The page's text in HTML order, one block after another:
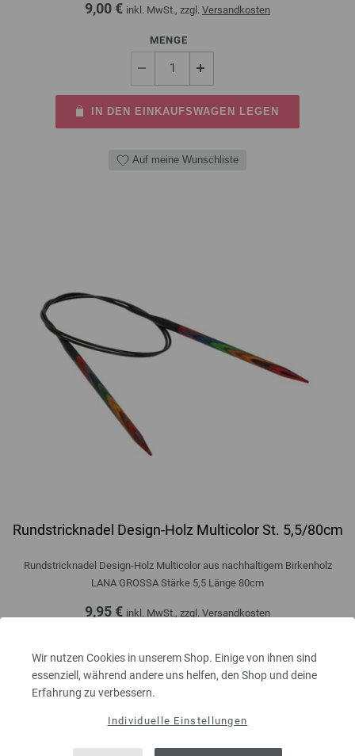
Wir nutzen Cookies in unserem Shop. Einige von ihnen sind
essenziell, während andere uns helfen, den Shop und deine
Erfahrung zu verbessern.
Individuelle Einstellungen
9,00 € inkl. MwSt., zzgl. Versandkosten
MENGE
IN DEN EINKAUFSWAGEN LEGEN
Auf meine Wunschliste
Rundstricknadel Design-Holz Multicolor St. 5,5/80cm
Rundstricknadel Design-Holz Multicolor aus nachhaltigem Birkenholz
LANA GROSSA Stärke 5,5 Länge 80cm
9,95 € inkl. MwSt., zzgl. Versandkosten
IN DEN EINKAUFSWAGEN LEGEN